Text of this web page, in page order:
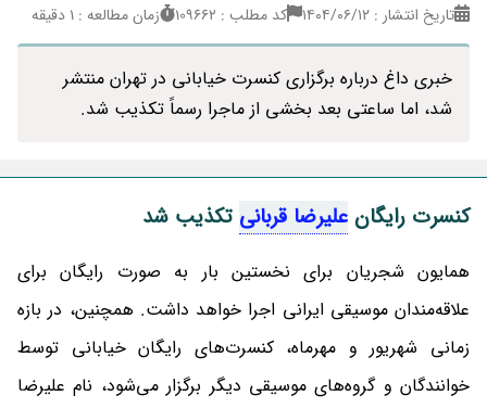
تاریخ انتشار : ۱۴۰۴/۰۶/۱۲ کد مطلب : 109662 زمان مطالعه : 1 دقیقه
خبری داغ درباره برگزاری کنسرت خیابانی در تهران منتشر
شد، اما ساعتی بعد بخشی از ماجرا رسماً تکذیب شد.
کنسرت رایگان علیرضا قربانی تکذیب شد
همایون شجریان برای نخستین بار به صورت رایگان برای
علاقه‌مندان موسیقی ایرانی اجرا خواهد داشت. همچنین، در بازه
زمانی شهریور و مهرماه، کنسرت‌های رایگان خیابانی توسط
خوانندگان و گروه‌های موسیقی دیگر برگزار می‌شود، نام علیرضا